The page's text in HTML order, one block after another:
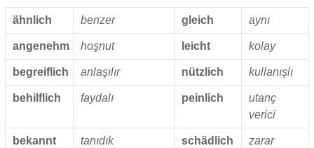
ähnlich benzer gleich aynı
angenehm hoşnut leicht kolay
begreiflich anlaşılır nützlich kullanışlı
behilflich faydalı peinlich
utanç
verici
bekannt tanıdık schädlich
zarar